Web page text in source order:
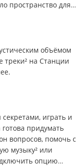
пространство для
объёмом
на Станции
играть и
придумать
вопросов, помочь с
музыку² или
опцию